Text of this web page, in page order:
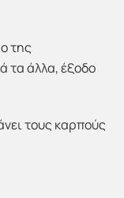
της
τα άλλα, έξοδο
τους καρπούς